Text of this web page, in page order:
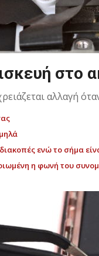
στο
αλλαγή
ενώ το σήμα
η φωνή του